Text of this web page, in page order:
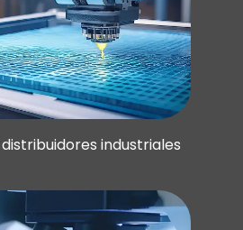
industriales